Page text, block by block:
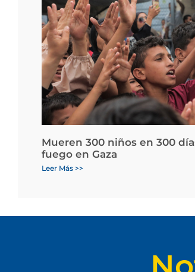
Mueren 300 niños en 300
fuego en Gaza
Leer Más >>